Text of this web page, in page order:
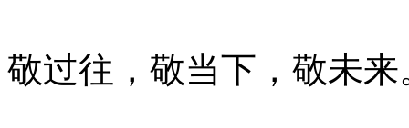
敬过往，敬当下，敬未来